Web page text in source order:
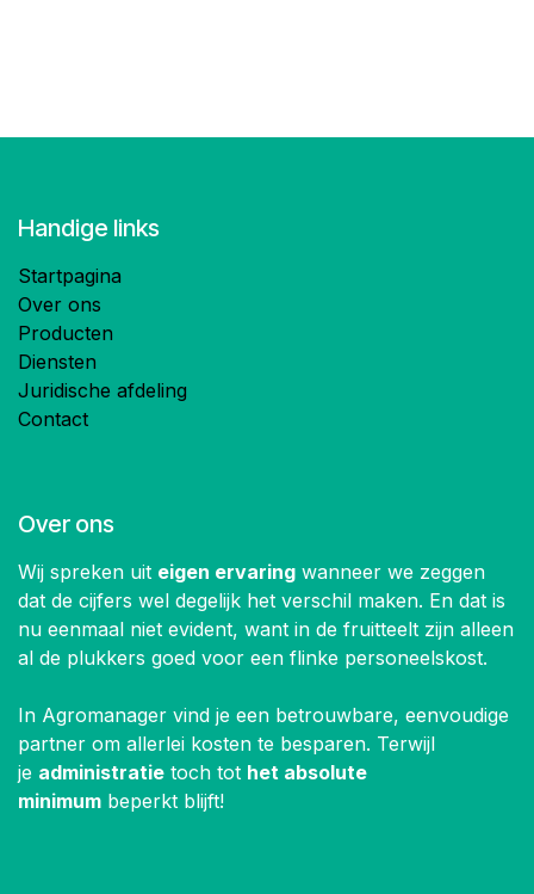
Handige links
Startpagina
Over ons
Producten
Diensten
Juridische afdeling
Contact
Over ons
Wij spreken uit eigen ervaring wanneer we zeggen
dat de cijfers wel degelijk het verschil maken. En dat is
nu eenmaal niet evident, want in de fruitteelt zijn alleen
al de plukkers goed voor een flinke personeelskost.
In Agromanager vind je een betrouwbare, eenvoudige
partner om allerlei kosten te besparen. Terwijl
je administratie toch tot het absolute
minimum beperkt blijft!